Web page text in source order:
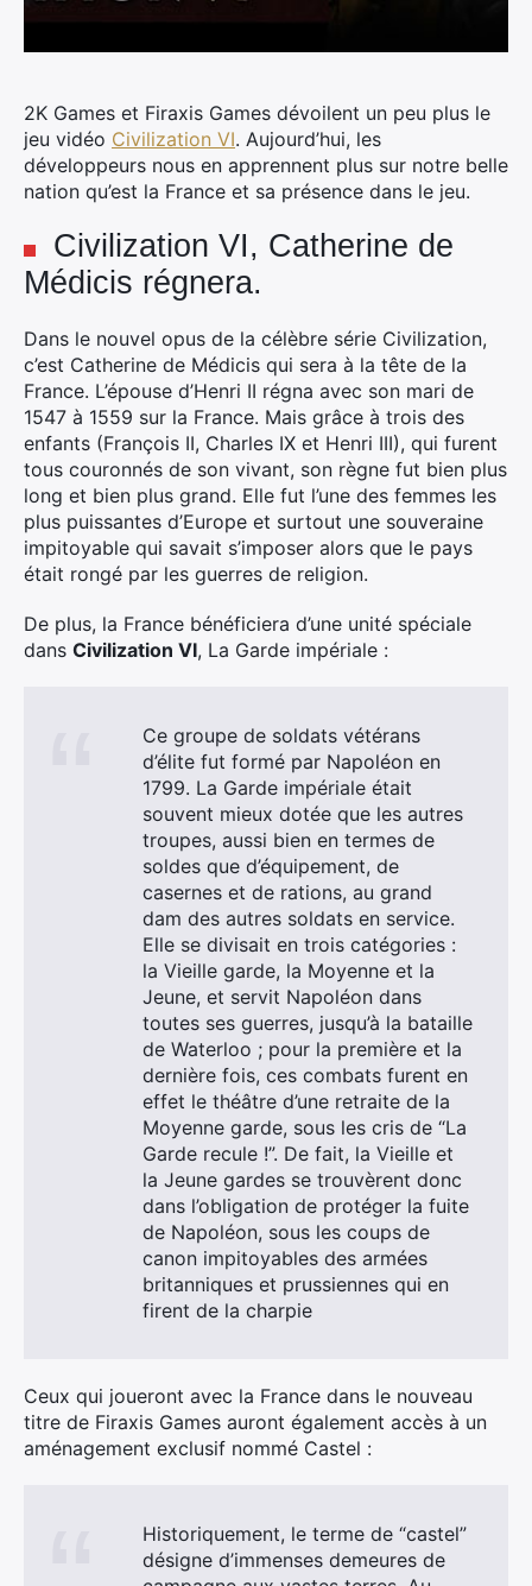
2K Games et Firaxis Games dévoilent un peu plus le
jeu vidéo Civilization VI. Aujourd’hui, les
développeurs nous en apprennent plus sur notre belle
nation qu’est la France et sa présence dans le jeu.
Civilization VI, Catherine de
Médicis régnera.
Dans le nouvel opus de la célèbre série Civilization,
c’est Catherine de Médicis qui sera à la tête de la
France. L’épouse d’Henri II régna avec son mari de
1547 à 1559 sur la France. Mais grâce à trois des
enfants (François II, Charles IX et Henri III), qui furent
tous couronnés de son vivant, son règne fut bien plus
long et bien plus grand. Elle fut l’une des femmes les
plus puissantes d’Europe et surtout une souveraine
impitoyable qui savait s’imposer alors que le pays
était rongé par les guerres de religion.
De plus, la France bénéficiera d’une unité spéciale
dans Civilization VI, La Garde impériale :
Ce groupe de soldats vétérans
d’élite fut formé par Napoléon en
1799. La Garde impériale était
souvent mieux dotée que les autres
troupes, aussi bien en termes de
soldes que d’équipement, de
casernes et de rations, au grand
dam des autres soldats en service.
Elle se divisait en trois catégories :
la Vieille garde, la Moyenne et la
Jeune, et servit Napoléon dans
toutes ses guerres, jusqu’à la bataille
de Waterloo ; pour la première et la
dernière fois, ces combats furent en
effet le théâtre d’une retraite de la
Moyenne garde, sous les cris de “La
Garde recule !”. De fait, la Vieille et
la Jeune gardes se trouvèrent donc
dans l’obligation de protéger la fuite
de Napoléon, sous les coups de
canon impitoyables des armées
britanniques et prussiennes qui en
firent de la charpie
Ceux qui joueront avec la France dans le nouveau
titre de Firaxis Games auront également accès à un
aménagement exclusif nommé Castel :
Historiquement, le terme de “castel”
désigne d’immenses demeures de